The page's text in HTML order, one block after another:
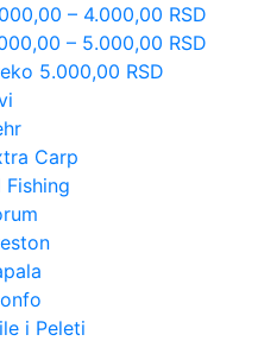
– 4.000,00 RSD
– 5.000,00 RSD
5.000,00 RSD
Carp
Fishing
i Peleti